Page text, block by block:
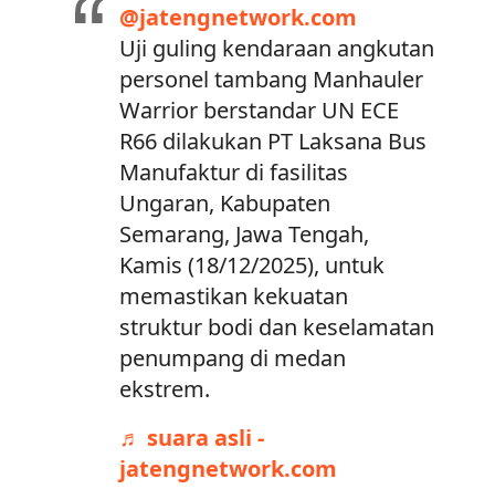
@jatengnetwork.com
Uji guling kendaraan angkutan
personel tambang Manhauler
Warrior berstandar UN ECE
R66 dilakukan PT Laksana Bus
Manufaktur di fasilitas
Ungaran, Kabupaten
Semarang, Jawa Tengah,
Kamis (18/12/2025), untuk
memastikan kekuatan
struktur bodi dan keselamatan
penumpang di medan
ekstrem.
♬ suara asli -
jatengnetwork.com